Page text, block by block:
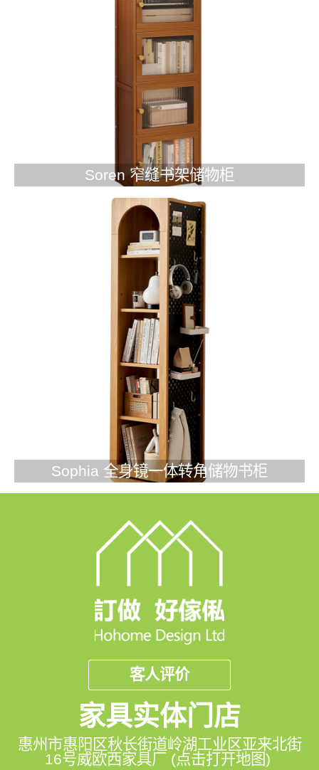
Soren 窄缝书架储物柜
Sophia 全身镜一体转角储物书柜
客人评价
家具实体门店
惠州市惠阳区秋长街道岭湖工业区亚来北街
16号威欧西家具厂 (点击打开地图)